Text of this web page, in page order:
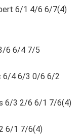
6/1 4/6 6/7(4)
6 6/4 7/5
6/4 6/3 0/6 6/2
6/3 2/6 6/1 7/6(4)
6/1 7/6(4)